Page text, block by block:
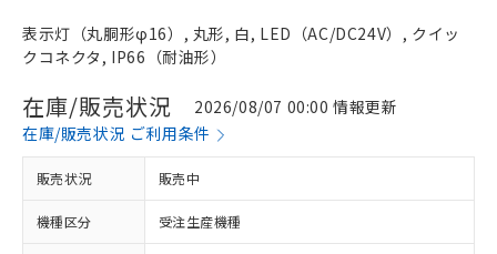
表示灯（丸胴形φ16）, 丸形, 白, LED（AC/DC24V）, クイッ
クコネクタ, IP66（耐油形）
在庫/販売状況
2026/08/07 00:00 情報更新
在庫/販売状況 ご利用条件
販売状況 販売中
機種区分 受注生産機種